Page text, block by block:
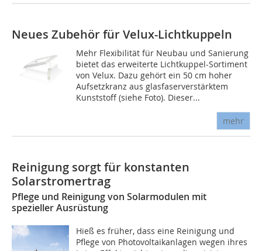
Neues Zubehör für Velux-Lichtkuppeln
Mehr Flexibilität für Neubau und Sanierung
bietet das erweiterte Lichtkuppel-Sortiment
von Velux. Dazu gehört ein 50 cm hoher
Aufsetzkranz aus glasfaserverstärktem
Kunststoff (siehe Foto). Dieser...
mehr
Reinigung sorgt für konstanten
Solarstromertrag
Pflege und Reinigung von Solarmodulen mit
spezieller Ausrüstung
Hieß es früher, dass eine Reinigung und
Pflege von Photovoltaikanlagen wegen ihres